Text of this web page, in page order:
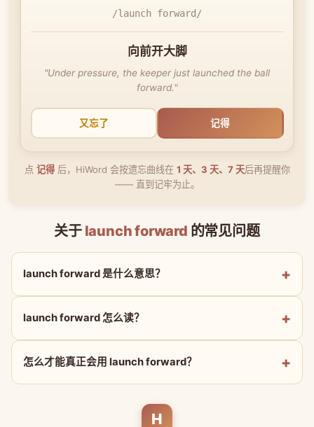
/launch forward/
向前开大脚
"Under pressure, the keeper just launched the ball
forward."
又忘了 记得
点 记得后，HiWord 会按遗忘曲线在 1 天、3 天、7 天后再提醒你
—— 直到记牢为止。
关于 launch forward 的常见问题
launch forward 是什么意思？
launch forward 怎么读？
怎么才能真正会用 launch forward？
H